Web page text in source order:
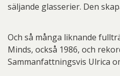
säljande glasserier. Den
Och så många liknande
Minds, också 1986, och
Sammanfattningsvis Ulrica